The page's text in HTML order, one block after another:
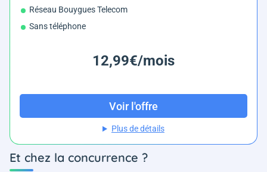
Réseau Bouygues Telecom
Sans téléphone
12,99€/mois
Voir l'offre
Plus de détails
Et chez la concurrence ?